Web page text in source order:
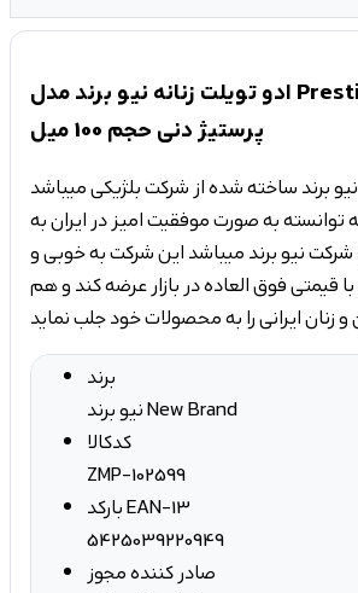
ادو تویلت زنانه نیو برند مدل Prestige DANI
پرستیژ دنی حجم 100 میل
برند ساخته شده از شرکت بلژیکی میباشد
توانسته به صورت موفقیت امیز در ایران به
شرکت نیو برند میباشد این شرکت به خوبی و
قیمتی فوق العاده در بازار عرضه کند و هم
زنان ایرانی را به محصولات خود جلب نماید
برند
نیو برند New Brand
کدکالا
ZMP-102599
بارکد EAN-13
5425039220949
صادر کننده مجوز